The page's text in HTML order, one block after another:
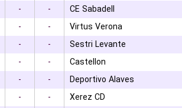
- - CE Sabadell
- - Virtus Verona
- - Sestri Levante
- - Castellon
- - Deportivo Alaves
- - Xerez CD